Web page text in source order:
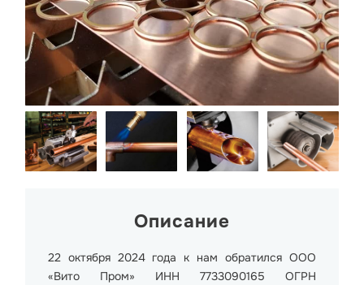
Описание
22 октября 2024 года к нам обратился ООО
«Вито Пром» ИНН 7733090165 ОГРН